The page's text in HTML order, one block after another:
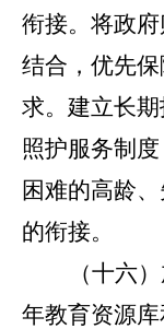
衔接。将政
结合，优先
求。建立长
照护服务制
困难的高龄
的衔接。
（十六
年教育资源库